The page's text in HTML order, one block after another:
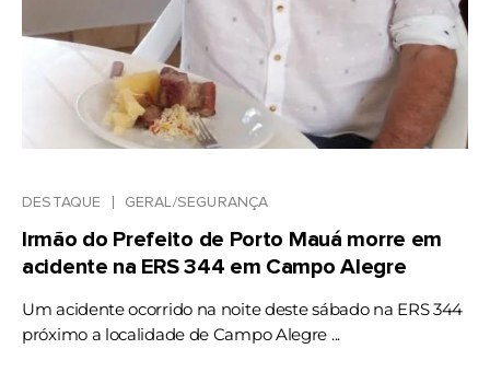
DESTAQUE GERAL/SEGURANÇA
Irmão do Prefeito de Porto Mauá morre em
acidente na ERS 344 em Campo Alegre
Um acidente ocorrido na noite deste sábado na ERS 344
próximo a localidade de Campo Alegre ...